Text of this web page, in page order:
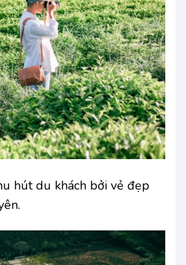
hút du khách bởi vẻ đẹp